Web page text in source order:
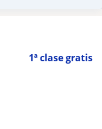
1ª clase gratis